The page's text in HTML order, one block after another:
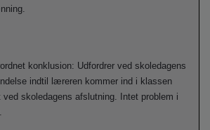
konklusion: Udfordrer ved skoledagens
indtil læreren kommer ind i klassen
ved skoledagens afslutning. Intet problem i